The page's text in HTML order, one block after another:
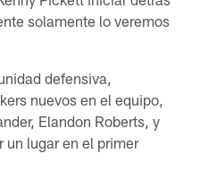
solamente lo veremos
defensiva,
nuevos en el equipo,
Elandon Roberts, y
un lugar en el primer